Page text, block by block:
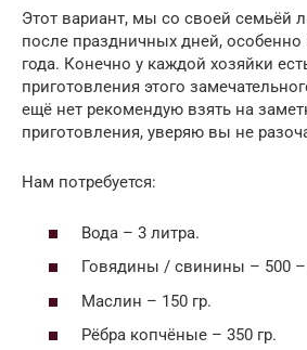
Этот вариант, мы со своей семьёй
после праздничных дней,
года. Конечно у каждой хозяйки
приготовления этого
ещё нет рекомендую взять на
приготовления, уверяю вы не
Нам потребуется:
Вода – 3 литра.
Говядины / свинины – 500 –
Маслин – 150 гр.
Рёбра копчёные – 350 гр.